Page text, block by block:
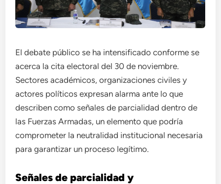
El debate público se ha intensificado conforme se
acerca la cita electoral del 30 de noviembre.
Sectores académicos, organizaciones civiles y
actores políticos expresan alarma ante lo que
describen como señales de parcialidad dentro de
las Fuerzas Armadas, un elemento que podría
comprometer la neutralidad institucional necesaria
para garantizar un proceso legítimo.
Señales de parcialidad y